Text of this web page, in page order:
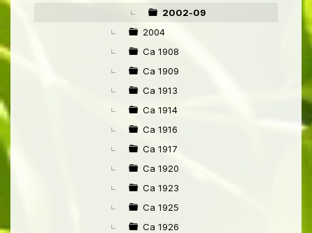
2002-09
2004
Ca 1908
Ca 1909
Ca 1913
Ca 1914
Ca 1916
Ca 1917
Ca 1920
Ca 1923
Ca 1925
Ca 1926